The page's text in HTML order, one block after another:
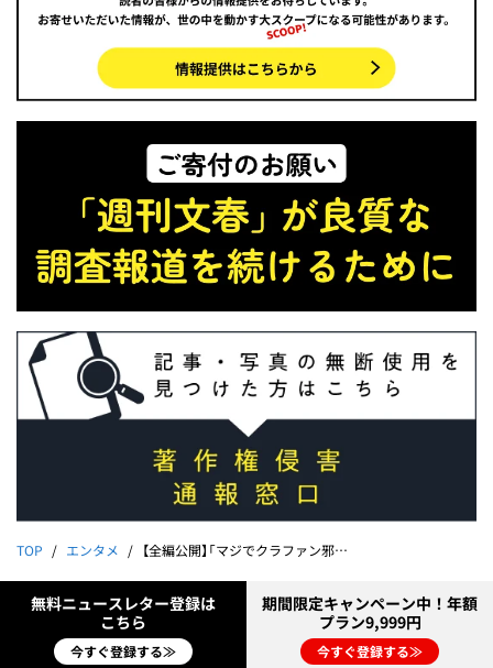
TOP エンタメ 【全編公開】「マジでクラファン邪魔だな」ファンショック！人気VTuber・餅月ひまり“裏切りの肉声”《独自入手》
無料ニュースレター登録は
こちら
今すぐ登録する≫
期間限定キャンペーン中！年額
プラン9,999円
今すぐ登録する≫